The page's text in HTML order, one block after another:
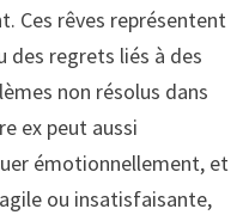
Ces rêves représentent
des regrets liés à des
non résolus dans
ex peut aussi
émotionnellement, et
ou insatisfaisante,